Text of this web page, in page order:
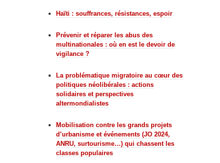
Haïti : souffrances, résistances, espoir
Prévenir et réparer les abus des
multinationales : où en est le devoir de
vigilance ?
La problématique migratoire au cœur des
politiques néolibérales : actions
solidaires et perspectives
altermondialistes
Mobilisation contre les grands projets
d’urbanisme et événements (JO 2024,
ANRU, surtourisme…) qui chassent les
classes populaires